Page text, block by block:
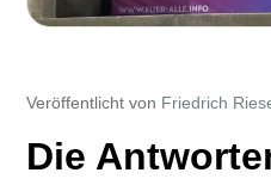
Veröffentlicht von Friedrich
Die